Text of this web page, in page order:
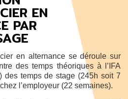
EN
PAR
en alternance se déroule sur
des temps théoriques à l’IFA
des temps de stage (245h soit 7
l’employeur (22 semaines).